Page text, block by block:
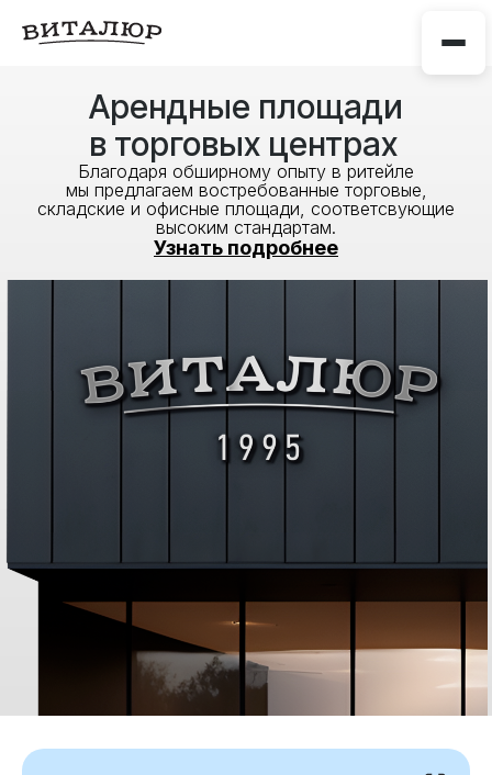
Арендные площади
в торговых центрах
Благодаря обширному опыту в ритейле
мы предлагаем востребованные торговые,
складские и офисные площади, соответсвующие
высоким стандартам.
Узнать подробнее